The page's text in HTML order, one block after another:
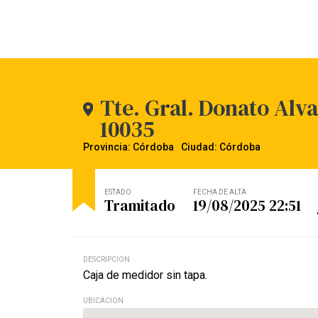
Tte. Gral. Donato
10035
Provincia: Córdoba Ciudad: Córdoba
ESTADO
Tramitado
FECHA DE ALTA
19/08/2025 22:51
DESCRIPCION
Caja de medidor sin tapa.
UBICACION